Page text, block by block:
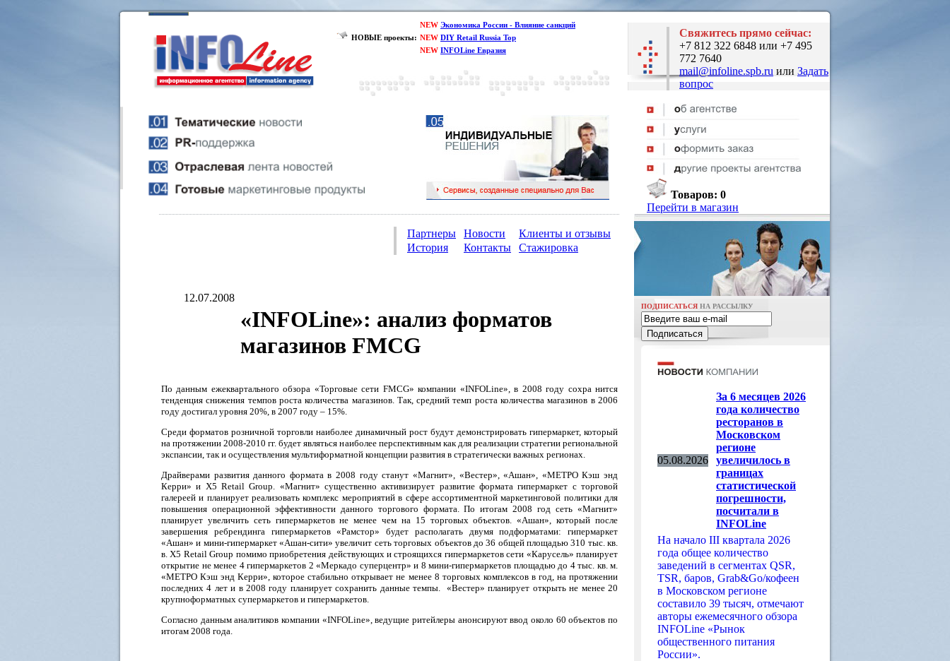
НОВЫЕ проекты:
NEW Экономика России - Влияние санкций
NEW DIY Retail Russia Top
NEW INFOLine Евразия
Свяжитесь прямо сейчас:
+7 812 322 6848 или +7 495
772 7640
mail@infoline.spb.ru или Задать
вопрос
Товаров: 0
Перейти в магазин
Партнеры Новости
Клиенты и отзывы
История
Контакты Стажировка
12.07.2008
«INFOLine»: анализ форматов
магазинов FMCG
По данным ежеквартального обзора «Торговые сети FMCG» компании «INFOLine», в 2008 году сохра нится
тенденция снижения темпов роста количества магазинов. Так, средний темп роста количества магазинов в 2006
году достигал уровня 20%, в 2007 году – 15%.
Среди форматов розничной торговли наиболее динамичный рост будут демонстрировать гипермаркет, который
на протяжении 2008-2010 гг. будет являться наиболее перспективным как для реализации стратегии региональной
экспансии, так и осуществления мультиформатной концепции развития в стратегически важных регионах.
Драйверами развития данного формата в 2008 году станут «Магнит», «Вестер», «Ашан», «МЕТРО Кэш энд
Керри» и X5 Retail Group. «Магнит» существенно активизирует развитие формата гипермаркет с торговой
галереей и планирует реализовать комплекс мероприятий в сфере ассортиментной маркетинговой политики для
повышения операционной эффективности данного торгового формата. По итогам 2008 год сеть «Магнит»
планирует увеличить сеть гипермаркетов не менее чем на 15 торговых объектов. «Ашан», который после
завершения ребрендинга гипермаркетов «Рамстор» будет располагать двумя подформатами: гипермаркет
«Ашан» и мини-гипермаркет «Ашан-сити» увеличит сеть торговых объектов до 36 общей площадью 310 тыс. кв.
в. X5 Retail Group помимо приобретения действующих и строящихся гипермаркетов сети «Карусель» планирует
открытие не менее 4 гипермаркетов 2 «Меркадо суперцентр» и 8 мини-гипермаркетов площадью до 4 тыс. кв. м.
«МЕТРО Кэш энд Керри», которое стабильно открывает не менее 8 торговых комплексов в год, на протяжении
последних 4 лет и в 2008 году планирует сохранить данные темпы. «Вестер» планирует открыть не менее 20
крупноформатных супермаркетов и гипермаркетов.
Согласно данным аналитиков компании «INFOLine», ведущие ритейлеры анонсируют ввод около 60 объектов по
итогам 2008 года.
ПОДПИСАТЬСЯ НА РАССЫЛКУ
05.08.2026
За 6 месяцев 2026
года количество
ресторанов в
Московском
регионе
увеличилось в
границах
статистической
погрешности,
посчитали в
INFOLine
На начало III квартала 2026
года общее количество
заведений в сегментах QSR,
TSR, баров, Grab&Go/кофеен
в Московском регионе
составило 39 тысяч, отмечают
авторы ежемесячного обзора
INFOLine «Рынок
общественного питания
России».